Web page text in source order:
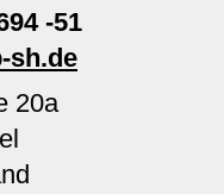
-51
sh.de
20a